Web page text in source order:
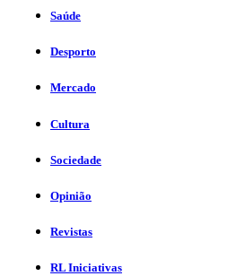
Saúde
Desporto
Mercado
Cultura
Sociedade
Opinião
Revistas
RL Iniciativas